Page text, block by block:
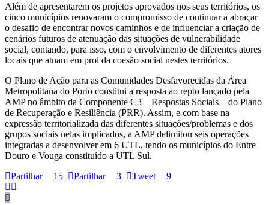
Além de apresentarem os projetos aprovados nos seus territórios, os
cinco municípios renovaram o compromisso de continuar a abraçar
o desafio de encontrar novos caminhos e de influenciar a criação de
cenários futuros de atenuação das situações de vulnerabilidade
social, contando, para isso, com o envolvimento de diferentes atores
locais que atuam em prol da coesão social nestes territórios.
O Plano de Ação para as Comunidades Desfavorecidas da Área
Metropolitana do Porto constitui a resposta ao repto lançado pela
AMP no âmbito da Componente C3 – Respostas Sociais – do Plano
de Recuperação e Resiliência (PRR). Assim, e com base na
expressão territorializada das diferentes situações/problemas e dos
grupos sociais nelas implicados, a AMP delimitou seis operações
integradas a desenvolver em 6 UTL, tendo os municípios do Entre
Douro e Vouga constituído a UTL Sul.
Partilhar
15 Partilhar 3 Tweet 9